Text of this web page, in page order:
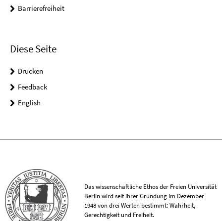
Barrierefreiheit
Diese Seite
Drucken
Feedback
English
Das wissenschaftliche Ethos der Freien Universität
Berlin wird seit ihrer Gründung im Dezember
1948 von drei Werten bestimmt: Wahrheit,
Gerechtigkeit und Freiheit.